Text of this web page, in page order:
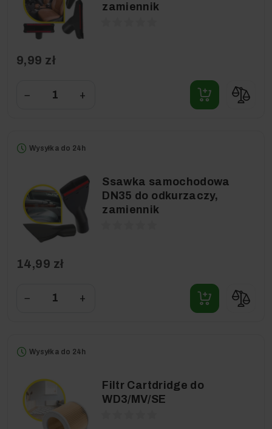
zamiennik
9,99 zł
− +
Wysyłka do 24h
Ssawka samochodowa
DN35 do odkurzaczy,
zamiennik
14,99 zł
− +
Wysyłka do 24h
Filtr Cartdridge do
WD3/MV/SE